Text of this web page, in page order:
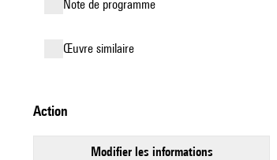
Note de programme
œuvre similaire
action
modifier les informations